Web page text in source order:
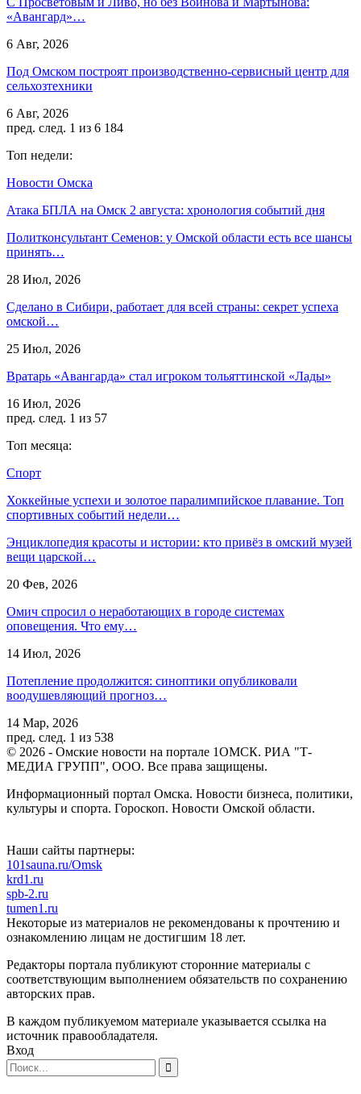
«Авангард»…
6 Авг, 2026
Под Омском построят производственно-сервисный центр для
сельхозтехники
6 Авг, 2026
пред. след. 1 из 6 184
Топ недели:
Новости Омска
Атака БПЛА на Омск 2 августа: хронология событий дня
Политконсультант Семенов: у Омской области есть все шансы
принять…
28 Июл, 2026
Сделано в Сибири, работает для всей страны: секрет успеха
омской…
25 Июл, 2026
Вратарь «Авангарда» стал игроком тольяттинской «Лады»
16 Июл, 2026
пред. след. 1 из 57
Топ месяца:
Спорт
Хоккейные успехи и золотое паралимпийское плавание. Топ
спортивных событий недели…
Энциклопедия красоты и истории: кто привёз в омский музей
вещи царской…
20 Фев, 2026
Омич спросил о неработающих в городе системах
оповещения. Что ему…
14 Июл, 2026
Потепление продолжится: синоптики опубликовали
воодушевляющий прогноз…
14 Мар, 2026
пред. след. 1 из 538
© 2026 - Омские новости на портале 1ОМСК. РИА "Т-
МЕДИА ГРУПП", ООО. Все права защищены.
Информационный портал Омска. Новости бизнеса, политики,
культуры и спорта. Гороскоп. Новости Омской области.
Наши сайты партнеры:
101sauna.ru/Omsk
krd1.ru
spb-2.ru
tumen1.ru
Некоторые из материалов не рекомендованы к прочтению и
ознакомлению лицам не достигшим 18 лет.
Редакторы портала публикуют сторонние материалы с
соответствующим выполнением обязательств по сохранению
авторских прав.
В каждом публикуемом материале указывается ссылка на
источник правообладателя.
Вход